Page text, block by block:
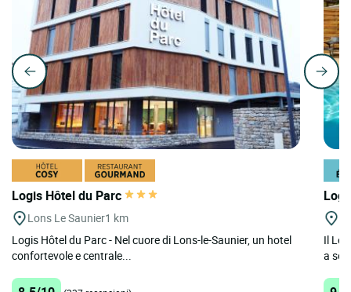
Logis Hôtel du Parc
Lons Le Saunier1 km
Logis Hôtel du Parc - Nel cuore di Lons-le-Saunier, un hotel
confortevole e centrale...
Il
a